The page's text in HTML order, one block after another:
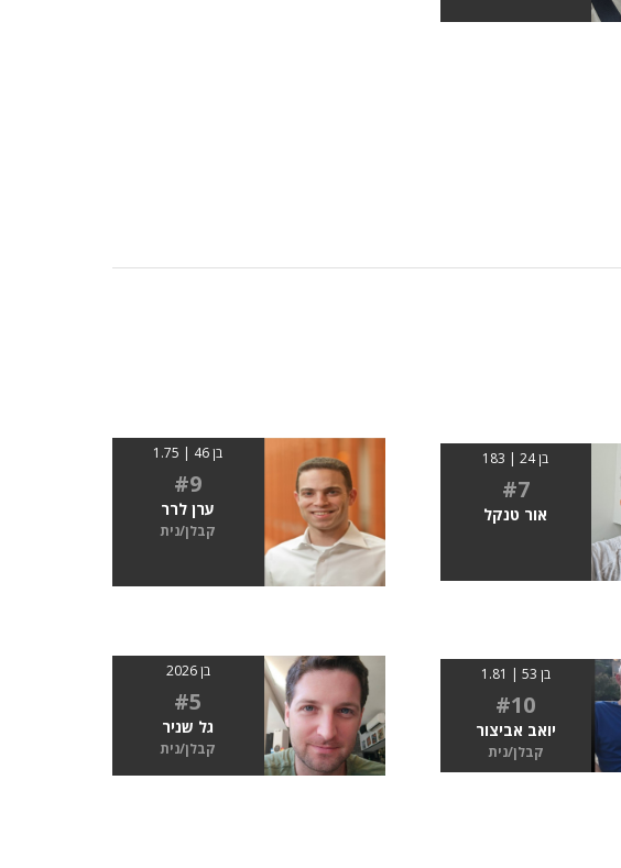
בן 24 | 183
#7
אור טנקל
בן 46 | 1.75
#9
ערן לרר
קבלן/נית
בן 53 | 1.81
#10
יואב אביצור
קבלן/נית
בן 2026
#5
גל שניר
קבלן/נית